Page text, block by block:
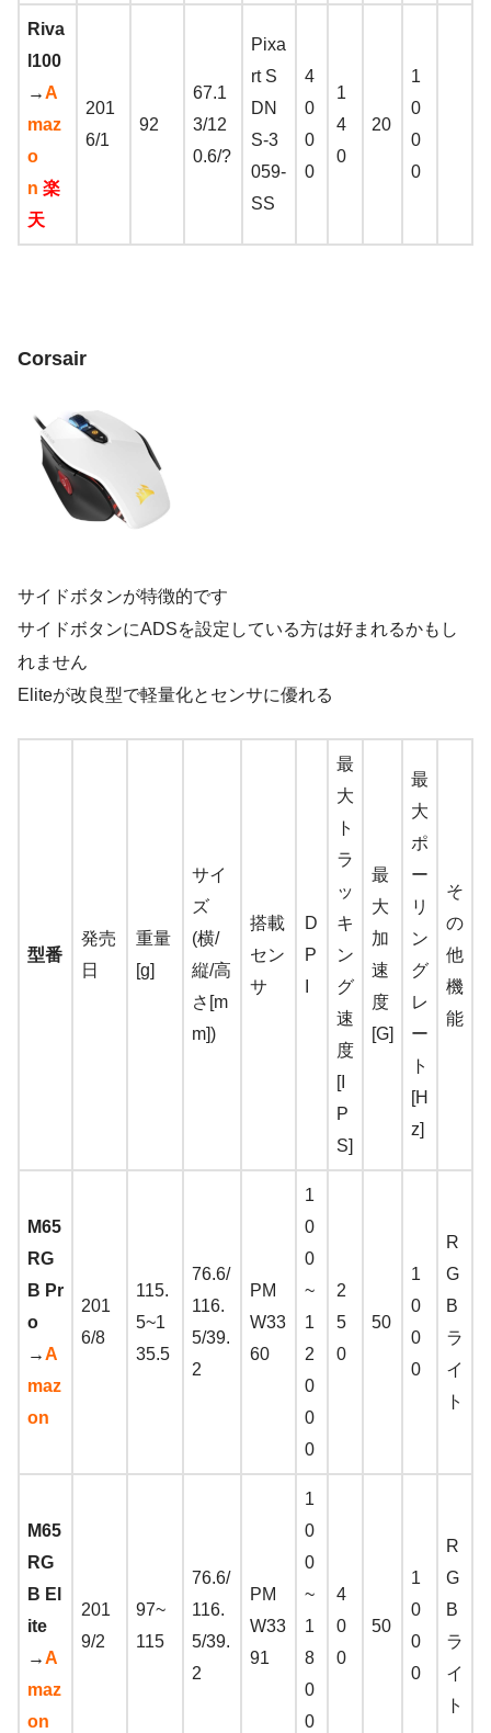
Riva
l100
→A
maz
o
n 楽
天
201
6/1
92
67.1
3/12
0.6/?
Pixa
rt S
DN
S-3
059-
SS
4
0
0
0
1
4
0
20
1
0
0
0
Corsair
サイドボタンが特徴的です
サイドボタンにADSを設定している方は好まれるかもし
れません
Eliteが改良型で軽量化とセンサに優れる
型番
発売
日
重量
[g]
サイ
ズ
(横/
縦/高
さ[m
m])
搭載
セン
サ
D
P
最
大
ト
ラ
ッ
キ
ン
グ
速
度
[I
P
S]
最
大
加
速
度
[G]
最
大
ポ
ー
リ
ン
グ
レ
ー
ト
[H
z]
そ
の
他
機
能
M65
RG
B Pr
o
→A
maz
on
201
6/8
115.
5~1
35.5
76.6/
116.
5/39.
2
PM
W33
60
1
0
0
~
1
2
0
0
0
2
5
0
50
1
0
0
0
R
G
B
ラ
イ
ト
M65
RG
B El
ite
→A
maz
on
201
9/2
97~
115
76.6/
116.
5/39.
2
PM
W33
91
1
0
0
~
1
8
0
0
4
0
0
50
1
0
0
0
R
G
B
ラ
イ
ト